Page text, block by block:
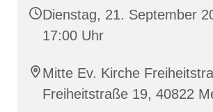
Dienstag, 21. September
17:00 Uhr
Mitte Ev. Kirche
Freiheitstraße 19, 40822